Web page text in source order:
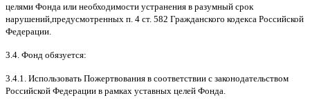
целями Фонда или необходимости устранения в разумный срок
нарушений предусмотренных п . 4 ст. 582 Гражданского кодекса Российской
Федерации
3.4. Фонд обязуется:
3.4.1. Использовать Пожертвования в соответствии с законодательством
Российской Федерации в рамках уставных целей Фонда